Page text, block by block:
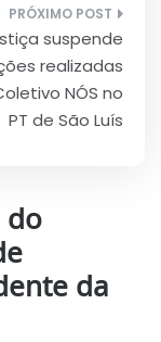
suspende
realizadas
NÓS no
PT de São Luís
do
da